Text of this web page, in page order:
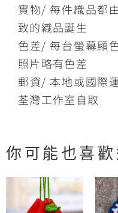
實物/ 每件織品都
致的織品誕生
色差/ 每台螢幕顯
照片略有色差
郵資/ 本地或國際
荃灣工作室自取
你可能也喜